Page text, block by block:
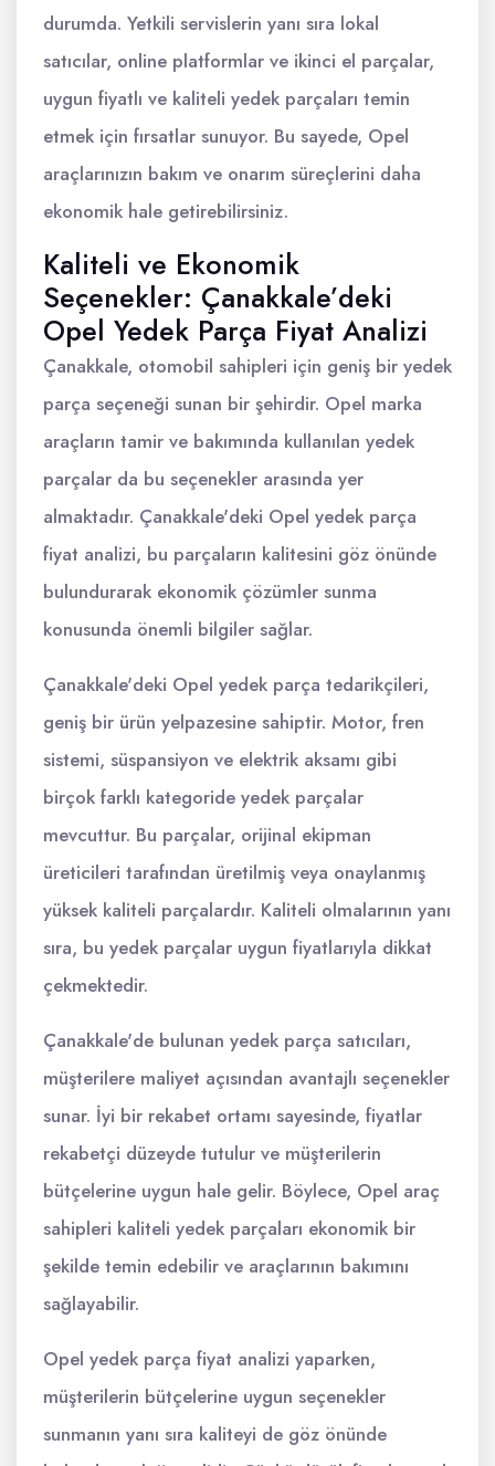
durumda. Yetkili servislerin yanı sıra lokal
satıcılar, online platformlar ve ikinci el parçalar,
uygun fiyatlı ve kaliteli yedek parçaları temin
etmek için fırsatlar sunuyor. Bu sayede, Opel
araçlarınızın bakım ve onarım süreçlerini daha
ekonomik hale getirebilirsiniz.
Kaliteli ve Ekonomik
Seçenekler: Çanakkale’deki
Opel Yedek Parça Fiyat Analizi
Çanakkale, otomobil sahipleri için geniş bir yedek
parça seçeneği sunan bir şehirdir. Opel marka
araçların tamir ve bakımında kullanılan yedek
parçalar da bu seçenekler arasında yer
almaktadır. Çanakkale'deki Opel yedek parça
fiyat analizi, bu parçaların kalitesini göz önünde
bulundurarak ekonomik çözümler sunma
konusunda önemli bilgiler sağlar.
Çanakkale'deki Opel yedek parça tedarikçileri,
geniş bir ürün yelpazesine sahiptir. Motor, fren
sistemi, süspansiyon ve elektrik aksamı gibi
birçok farklı kategoride yedek parçalar
mevcuttur. Bu parçalar, orijinal ekipman
üreticileri tarafından üretilmiş veya onaylanmış
yüksek kaliteli parçalardır. Kaliteli olmalarının yanı
sıra, bu yedek parçalar uygun fiyatlarıyla dikkat
çekmektedir.
Çanakkale'de bulunan yedek parça satıcıları,
müşterilere maliyet açısından avantajlı seçenekler
sunar. İyi bir rekabet ortamı sayesinde, fiyatlar
rekabetçi düzeyde tutulur ve müşterilerin
bütçelerine uygun hale gelir. Böylece, Opel araç
sahipleri kaliteli yedek parçaları ekonomik bir
şekilde temin edebilir ve araçlarının bakımını
sağlayabilir.
Opel yedek parça fiyat analizi yaparken,
müşterilerin bütçelerine uygun seçenekler
sunmanın yanı sıra kaliteyi de göz önünde